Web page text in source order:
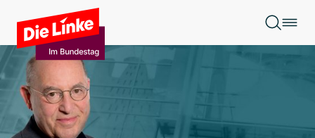
Zum Hauptinhalt springen